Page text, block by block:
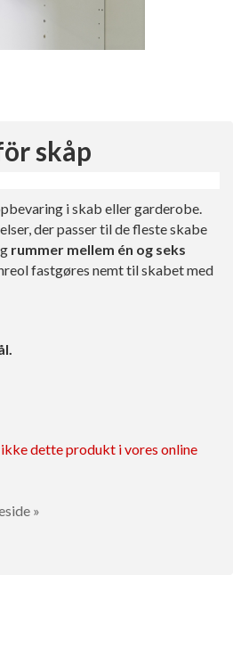
skåp
i skab eller garderobe.
der passer til de fleste skabe
rummer mellem én og seks
fastgøres nemt til skabet med
dette produkt i vores online
»